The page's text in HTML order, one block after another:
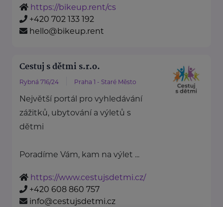
https://bikeup.rent/cs
+420 702 133 192
hello@bikeup.rent
Cestuj s dětmi s.r.o.
Rybná 716/24 Praha 1 - Staré Město
Největší portál pro vyhledávání
zážitků, ubytování a výletů s
dětmi
Poradíme Vám, kam na výlet ...
https://www.cestujsdetmi.cz/
+420 608 860 757
info@cestujsdetmi.cz